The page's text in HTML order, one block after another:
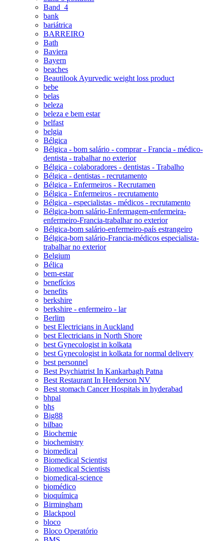
Band_4
bank
bariátrica
BARREIRO
Bath
Baviera
Bayern
beaches
Beautilook Ayurvedic weight loss product
bebe
belas
beleza
beleza e bem estar
belfast
belgia
Bélgica
Bélgica - bom salário - comprar - Francia - médico-
dentista - trabalhar no exterior
Bélgica - colaboradores - dentistas - Trabalho
Bélgica - dentistas - recrutamento
Bélgica - Enfermeiros - Recrutamen
Bélgica - Enfermeiros - recrutamento
Bélgica - especialistas - médicos - recrutamento
Bélgica-bom salário-Enfermagem-enfermeira-
enfermeiro-Francia-trabalhar no exterior
Bélgica-bom salário-enfermeiro-país estrangeiro
Bélgica-bom salário-Francia-médicos especialista-
trabalhar no exterior
Belgium
Bélica
bem-estar
benefícios
benefits
berkshire
berkshire - enfermeiro - lar
Berlim
best Electricians in Auckland
best Electricians in North Shore
best Gynecologist in kolkata
best Gynecologist in kolkata for normal delivery
best personnel
Best Psychiatrist In Kankarbagh Patna
Best Restaurant In Henderson NV
Best stomach Cancer Hospitals in hyderabad
bhpal
bhs
Big88
bilbao
Biochemie
biochemistry
biomedical
Biomedical Scientist
Biomedical Scientists
biomedical-science
biomédico
bioquímica
Birmingham
Blackpool
bloco
Bloco Operatório